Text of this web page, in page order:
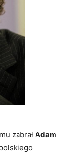
zabrał Adam